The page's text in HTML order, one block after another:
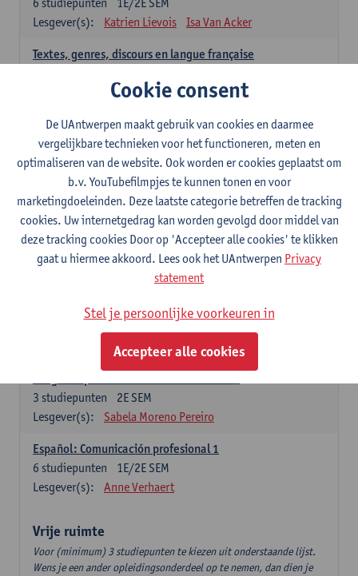
Lesgever(s):
Katrien Lievois Isa Van Acker
Textes, genres, discours en langue française
Kris Peeters
Spaans: verplichte opleidingsonderdelen
Gramática española 1
1E SEM
studiepunten
Lesgever(s):
Anne Verhaert
Gramática española 2
2E SEM
3studiepunten
Anne Verhaert
Lengua española: Destrezas básicas
Sabela Moreno Pereiro
2E SEM
3 studiepunten
Lesgever(s):
Sabela Moreno Pereiro
Español: Comunicación profesional 1
1E/2E SEM
6 studiepunten
Lesgever(s):
Anne Verhaert
Vrije ruimte
Voor (minimum) 3 studiepunten te kiezen uit onderstaande lijst.
Wens je een ander opleidingsonderdeel op te nemen, dan dien je
Cookie consent
De UAntwerpen maakt gebruik van cookies en daarmee
vergelijkbare technieken voor het functioneren, meten en
optimaliseren van de website. Ook worden er cookies geplaatst om
b.v. YouTubefilmpjes te kunnen tonen en voor
marketingdoeleinden. Deze laatste categorie betreffen de tracking
cookies. Uw internetgedrag kan worden gevolgd door middel van
deze tracking cookies Door op 'Accepteer alle cookies' te klikken
gaat u hiermee akkoord. Lees ook het UAntwerpen Privacy
statement
Stel je persoonlijke voorkeuren in
Accepteer alle cookies